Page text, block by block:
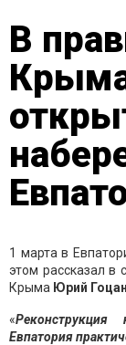
В
1 марта в
этом рассказал в
Крыма Юрий
«
Евпатория